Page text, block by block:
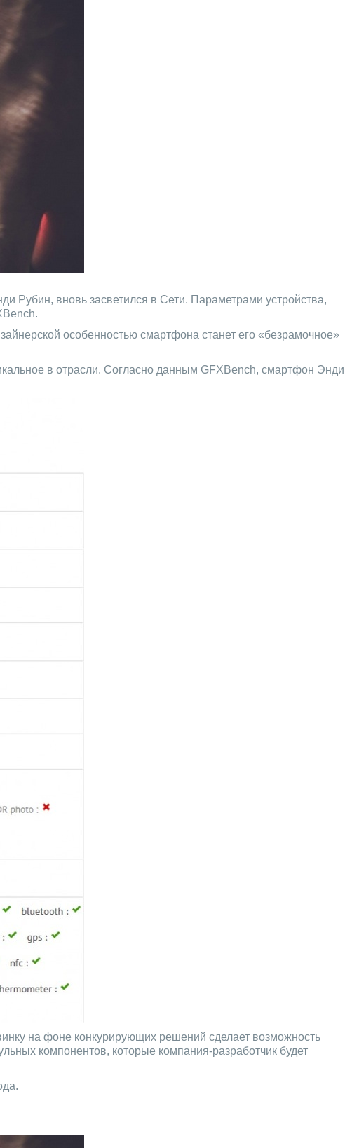
Рубин, вновь засветился в Сети. Параметрами устройства,
особенностью смартфона станет его «безрамочное»
в отрасли. Согласно данным GFXBench, смартфон Энди
на фоне конкурирующих решений сделает возможность
компонентов, которые компания-разработчик будет